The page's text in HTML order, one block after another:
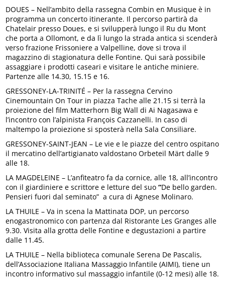
DOUES – Nell’ambito della rassegna Combin en Musique è in
programma un concerto itinerante. Il percorso partirà da
Chatelair presso Doues, e si svilupperà lungo il Ru du Mont
che porta a Ollomont, e da lì lungo la strada antica si scenderà
verso frazione Frissoniere a Valpelline, dove si trova il
magazzino di stagionatura delle Fontine. Qui sarà possibile
assaggiare i prodotti caseari e visitare le antiche miniere.
Partenze alle 14.30, 15.15 e 16.
GRESSONEY-LA-TRINITÉ – Per la rassegna Cervino
Cinemountain On Tour in piazza Tache alle 21.15 si terrà la
proiezione del film Matterhorn Big Wall di Ai Nagasawa e
l’incontro con l’alpinista François Cazzanelli. In caso di
maltempo la proiezione si sposterà nella Sala Consiliare.
GRESSONEY-SAINT-JEAN – Le vie e le piazze del centro ospitano
il mercatino dell’artigianato valdostano Orbeteil Märt dalle 9
alle 18.
LA MAGDELEINE – L’anfiteatro fa da cornice, alle 18, all’incontro
con il giardiniere e scrittore e letture del suo“De bello garden.
Pensieri fuori dal seminato” a cura di Agnese Molinaro.
LA THUILE – Va in scena la Mattinata DOP, un percorso
enogastronomico con partenza dal Ristorante Les Granges alle
9.30. Visita alla grotta delle Fontine e degustazioni a partire
dalle 11.45.
LA THUILE – Nella biblioteca comunale Serena De Pascalis,
dell’Associazione Italiana Massaggio Infantile (AIMI), tiene un
incontro informativo sul massaggio infantile (0-12 mesi) alle 18.